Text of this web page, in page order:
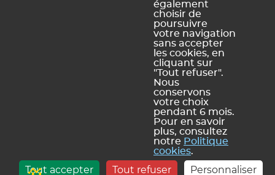
INDEX ÉDUCATION | © 2026- D
également
choisir de
poursuivre
votre navigation
sans accepter
les cookies, en
cliquant sur
"Tout refuser".
Nous
conservons
votre choix
pendant 6 mois.
Pour en savoir
plus, consultez
notre Politique
cookies.
Tout accepter Tout refuser Personnaliser